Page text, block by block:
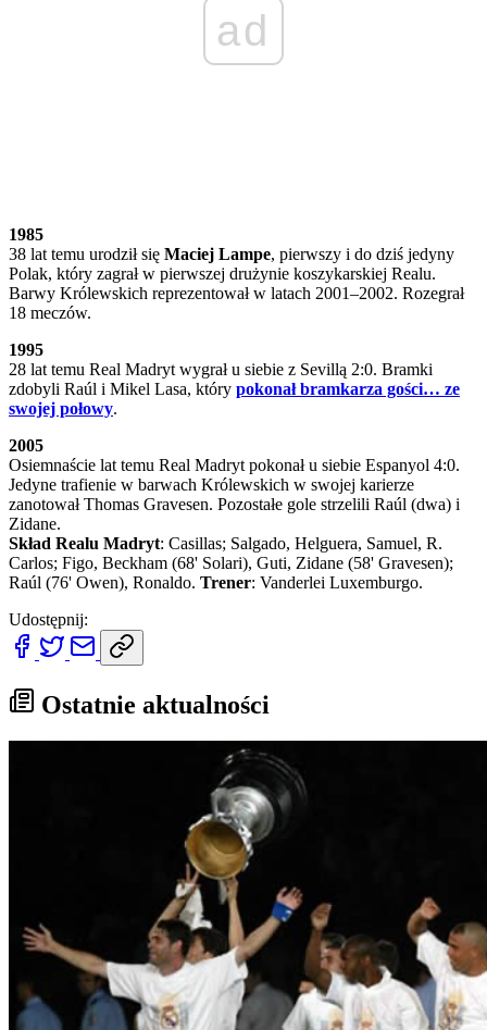
ad
1985
38 lat temu urodził się Maciej Lampe, pierwszy i do dziś jedyny
Polak, który zagrał w pierwszej drużynie koszykarskiej Realu.
Barwy Królewskich reprezentował w latach 2001–2002. Rozegrał
18 meczów.
1995
28 lat temu Real Madryt wygrał u siebie z Sevillą 2:0. Bramki
zdobyli Raúl i Mikel Lasa, który pokonał bramkarza gości… ze
swojej połowy.
2005
Osiemnaście lat temu Real Madryt pokonał u siebie Espanyol 4:0.
Jedyne trafienie w barwach Królewskich w swojej karierze
zanotował Thomas Gravesen. Pozostałe gole strzelili Raúl (dwa) i
Zidane.
Skład Realu Madryt: Casillas; Salgado, Helguera, Samuel, R.
Carlos; Figo, Beckham (68' Solari), Guti, Zidane (58' Gravesen);
Raúl (76' Owen), Ronaldo. Trener: Vanderlei Luxemburgo.
Udostępnij:
Ostatnie aktualności